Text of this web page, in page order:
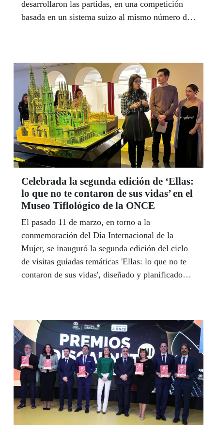
desarrollaron las partidas, en una competición
basada en un sistema suizo al mismo número de
Celebrada la segunda edición de ‘Ellas:
lo que no te contaron de sus vidas’ en el
Museo Tiflológico de la ONCE
El pasado 11 de marzo, en torno a la
conmemoración del Día Internacional de la
Mujer, se inauguró la segunda edición del ciclo
de visitas guiadas temáticas 'Ellas: lo que no te
contaron de sus vidas', diseñado y planificado
Villanueva Mateo, y amenizado con la voz de la
soprano afiliada Marina Rojas.